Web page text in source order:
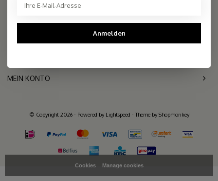
MEIN KONTO
© Copyright 2026 - Powered by Lightspeed - Theme byShopmonkey
Cookies Manage cookies
Anmelden